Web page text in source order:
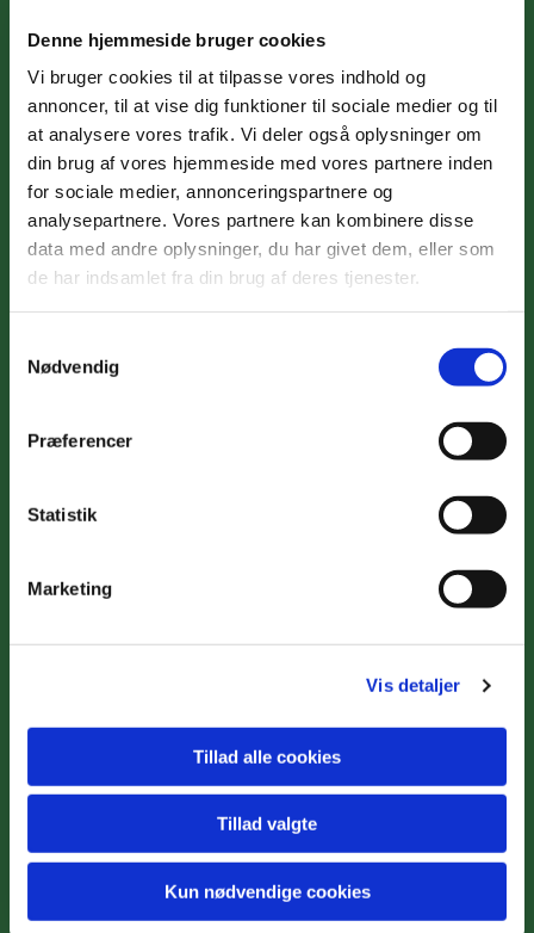
Denne hjemmeside bruger cookies
Vi bruger cookies til at tilpasse vores indhold og
annoncer, til at vise dig funktioner til sociale medier og til
at analysere vores trafik. Vi deler også oplysninger om
din brug af vores hjemmeside med vores partnere inden
for sociale medier, annonceringspartnere og
analysepartnere. Vores partnere kan kombinere disse
data med andre oplysninger, du har givet dem, eller som
de har indsamlet fra din brug af deres tjenester.
Nødvendig
Præferencer
Statistik
Marketing
Vis detaljer
Tillad alle cookies
Tillad valgte
Kun nødvendige cookies
Stamtavle/Pedigree
GAINWILL
BEAMY
JOE'S JACKPOT
JOE'S JEFF
SUNGOLD EASY
RIDER
GAINWILL
DORKA
GOLDEN CIBA
MOONRAKER
MILBO
GAINWILL HEBE
BIJOU
BEEANGEE
FLASH
ALIBREN MON
CHERI AVEC
STANROPH
MAISTRO MAN
STRANROPH SEA
SHOW |
UDSTILLING
03.12.2017: Susanna Zubair,England:
16.08.2015: Dimitrios Antonopoulos, Sverige: